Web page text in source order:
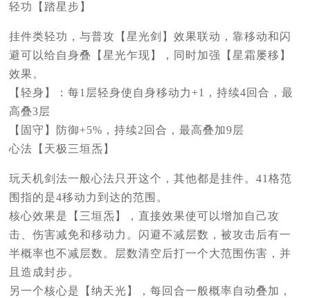
轻功【踏星步】
挂件类轻功，与普攻【星光剑】效果联动，靠移动和闪
避可以给自身叠【星光乍现】，同时加强【星霜屡移】
效果。
【轻身】：每1层轻身使自身移动力+1，持续4回合，最
高叠3层
【固守】防御+5%，持续2回合，最高叠加9层
心法【天极三垣炁】
玩天机剑法一般心法只开这个，其他都是挂件。41格范
围指的是4移动力到达的范围。
核心效果是【三垣炁】，直接效果使可以增加自己攻
击、伤害减免和移动力。闪避不减层数，被攻击后有一
半概率也不减层数。层数清空后打一个大范围伤害，并
且造成封步。
另一个核心是【纳天光】，每回合一般概率自动叠加，